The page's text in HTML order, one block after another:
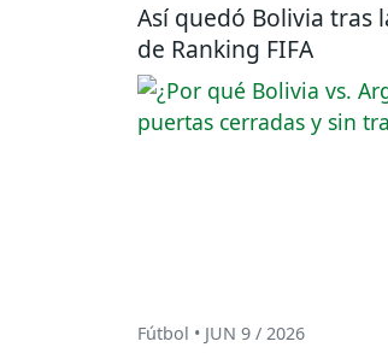
Así quedó Bolivia tras
de Ranking FIFA
Fútbol • JUN 9 / 2026